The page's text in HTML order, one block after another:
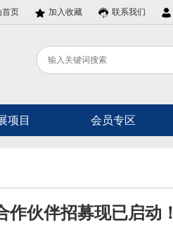
首页 加入收藏 联系我们
项目 会员专区
作伙伴招募现已启动！